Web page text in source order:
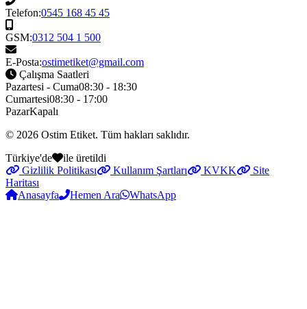
Telefon:0545 168 45 45
GSM:0312 504 1 500
E-Posta:ostimetiket@gmail.com
Çalışma Saatleri
Pazartesi - Cuma08:30 - 18:30
Cumartesi08:30 - 17:00
PazarKapalı
© 2026 Ostim Etiket. Tüm hakları saklıdır.
Türkiye'de
ile üretildi
Gizlilik Politikası
Kullanım Şartları KVKK
Site
Haritası
Anasayfa
Hemen Ara WhatsApp